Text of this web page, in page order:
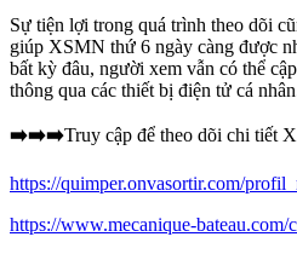
Sự tiện lợi trong quá trình theo dõi
giúp XSMN thứ 6 ngày càng được
bất kỳ đâu, người xem vẫn có thể
thông qua các thiết bị điện tử cá
➡️➡️➡️Truy cập để theo dõi chi tiết
https://quimper.onvasortir.com/
https://www.mecanique-